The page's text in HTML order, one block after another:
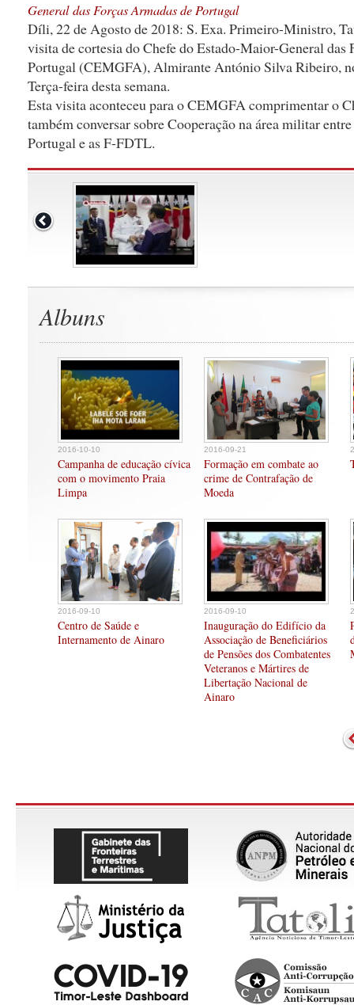
General das Forças Armadas de Portugal
Díli, 22 de Agosto de 2018: S. Exa. Primeiro-Ministro,
visita de cortesia do Chefe do Estado-Maior-General das
Portugal (CEMGFA), Almirante António Silva Ribeiro,
Terça-feira desta semana.
Esta visita aconteceu para o CEMGFA comprimentar o
também conversar sobre Cooperação na área militar
Portugal e as F-FDTL.
Albuns
2016-10-10
Campanha de educação cívica
com o movimento Praia
Limpa
2016-09-21
Formação em combate ao
crime de Contrafação de
Moeda
2016-09-10
Centro de Saúde e
Internamento de Ainaro
2016-09-10
Inauguração do Edifício da
Associação de Beneficiários
de Pensões dos Combatentes
Veteranos e Mártires de
Libertação Nacional de
Ainaro